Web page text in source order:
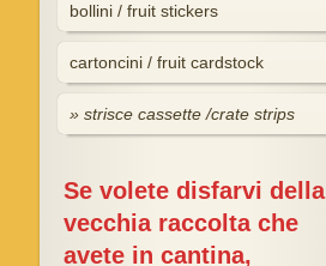
bollini / fruit stickers
cartoncini / fruit cardstock
strisce cassette /crate strips
Se volete disfarvi della
vecchia raccolta che
avete in cantina,